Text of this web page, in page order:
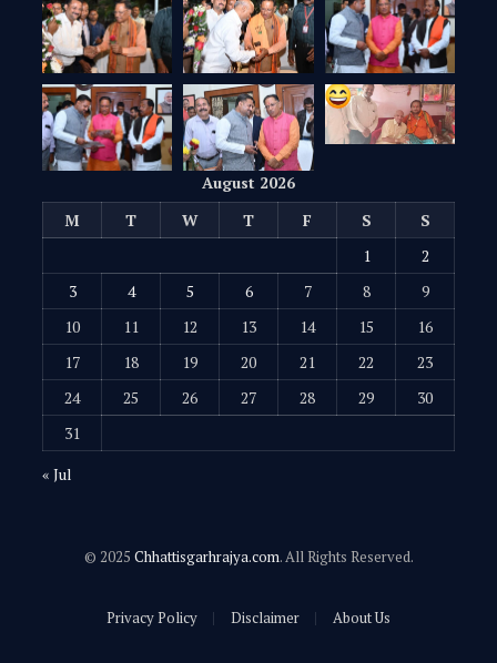
August 2026
M
T W T F S
S
1
2
3
4 5 6 7 8
9
10
11 12 13 14 15
16
17
18 19 20 21 22
23
24
25 26 27 28 29
30
31
« Jul
© 2025 Chhattisgarhrajya.com. All Rights Reserved.
Privacy Policy Disclaimer About Us